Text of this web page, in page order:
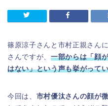
篠原涼子さんと市村正親さん
さんですが、一部からは「顔
はない」という声も挙がって
今回は、 市村優汰さんの顔が